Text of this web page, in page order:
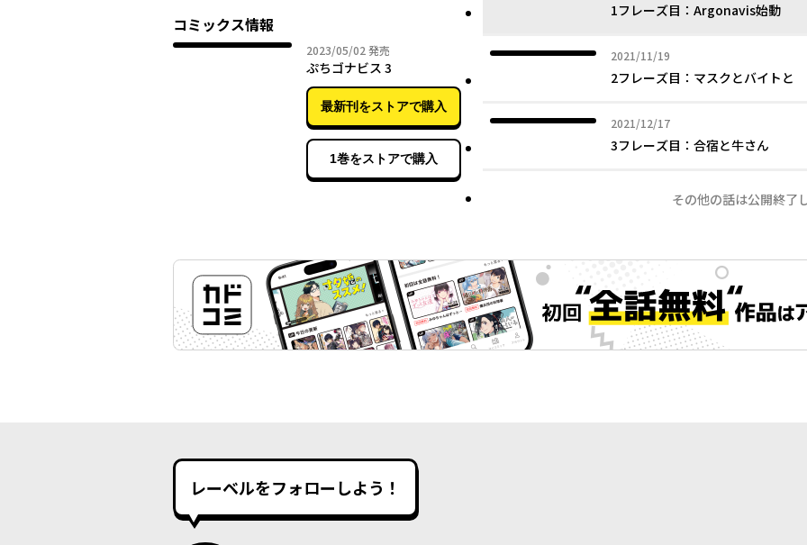
コミックス情報
2023/05/02 2023年05月02日
発売
ぷちゴナビス 3
最新刊をストアで購入
1巻をストアで購入
1フレーズ目：Argonavis始動
2021/11/19
2021年11月19日
2フレーズ目：マスクとバイトと
2021/12/17
2021年12月17日
3フレーズ目：合宿と牛さん
その他の話は公開終了
レーベルをフォローしよう！